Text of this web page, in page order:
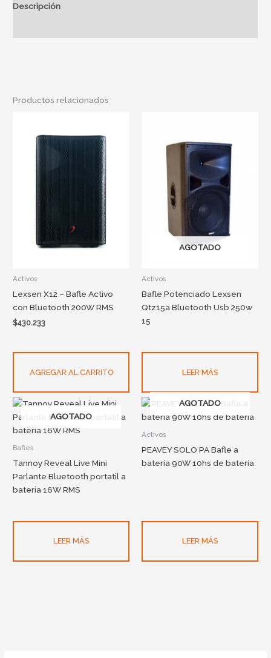
Descripción
Productos relacionados
Activos
Lexsen X12 – Bafle Activo
con Bluetooth 200W RMS
$430.233
AGREGAR AL CARRITO
AGOTADO
Activos
Bafle Potenciado Lexsen
Qtz15a Bluetooth Usb 250w
15
LEER MÁS
AGOTADO
Bafles
Tannoy Reveal Live Mini
Parlante Bluetooth portatil a
bateria 16W RMS
LEER MÁS
AGOTADO
Activos
PEAVEY SOLO PA Bafle a
batería 90W 10hs de batería
LEER MÁS